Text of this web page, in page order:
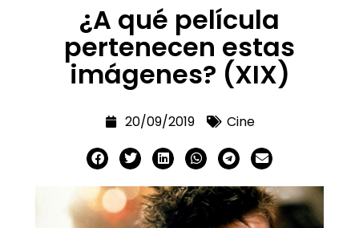
¿A qué película
pertenecen estas
imágenes? (XIX)
20/09/2019 Cine